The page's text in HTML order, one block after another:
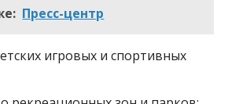
Пресс-центр
игровых и спортивных